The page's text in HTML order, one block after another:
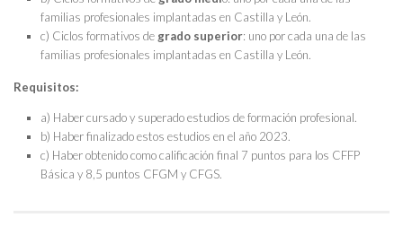
familias profesionales implantadas en Castilla y León.
c) Ciclos formativos de grado superior: uno por cada una de las
familias profesionales implantadas en Castilla y León.
Requisitos:
a) Haber cursado y superado estudios de formación profesional.
b) Haber finalizado estos estudios en el año 2023.
c) Haber obtenido como calificación final 7 puntos para los CFFP
Básica y 8,5 puntos CFGM y CFGS.